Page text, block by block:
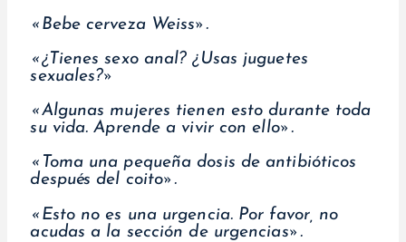
«Bebe cerveza Weiss».
«¿Tienes sexo anal? ¿Usas juguetes
sexuales?»
«Algunas mujeres tienen esto durante toda
su vida. Aprende a vivir con ello».
«Toma una pequeña dosis de antibióticos
después del coito».
«Esto no es una urgencia. Por favor, no
acudas a la sección de urgencias».